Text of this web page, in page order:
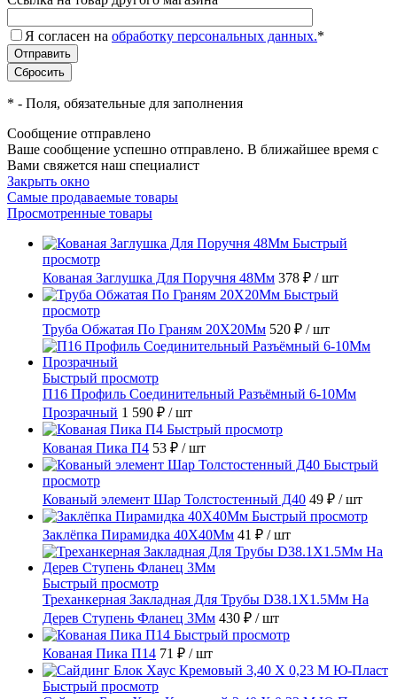
Я согласен на обработку персональных данных.*
* - Поля, обязательные для заполнения
Сообщение отправлено
Ваше сообщение успешно отправлено. В ближайшее время с
Вами свяжется наш специалист
Закрыть окно
Самые продаваемые товары
Просмотренные товары
Быстрый
просмотр
Кованая Заглушка Для Поручня 48Мм 378 ₽ / шт
Быстрый
просмотр
Труба Обжатая По Граням 20X20Мм 520 ₽ / шт
Быстрый просмотр
П16 Профиль Соединительный Разъёмный 6-10Мм
Прозрачный 1 590 ₽ / шт
Быстрый просмотр
Кованая Пика П4 53 ₽ / шт
Быстрый
просмотр
Кованый элемент Шар Толстостенный Д40 49 ₽ / шт
Быстрый просмотр
Заклёпка Пирамидка 40X40Мм 41 ₽ / шт
Быстрый просмотр
Треханкерная Закладная Для Трубы D38.1Х1.5Мм На
Дерев Ступень Фланец 3Мм 430 ₽ / шт
Быстрый просмотр
Кованая Пика П14 71 ₽ / шт
Быстрый просмотр